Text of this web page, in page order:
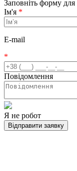
Заповніть форму для
Ім'я *
E-mail
*
Повідомлення
Я не робот
Відправити заявку